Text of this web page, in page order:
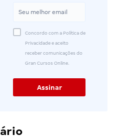
Concordo com a Política de
Privacidade e aceito
receber comunicações do
Gran Cursos Online.